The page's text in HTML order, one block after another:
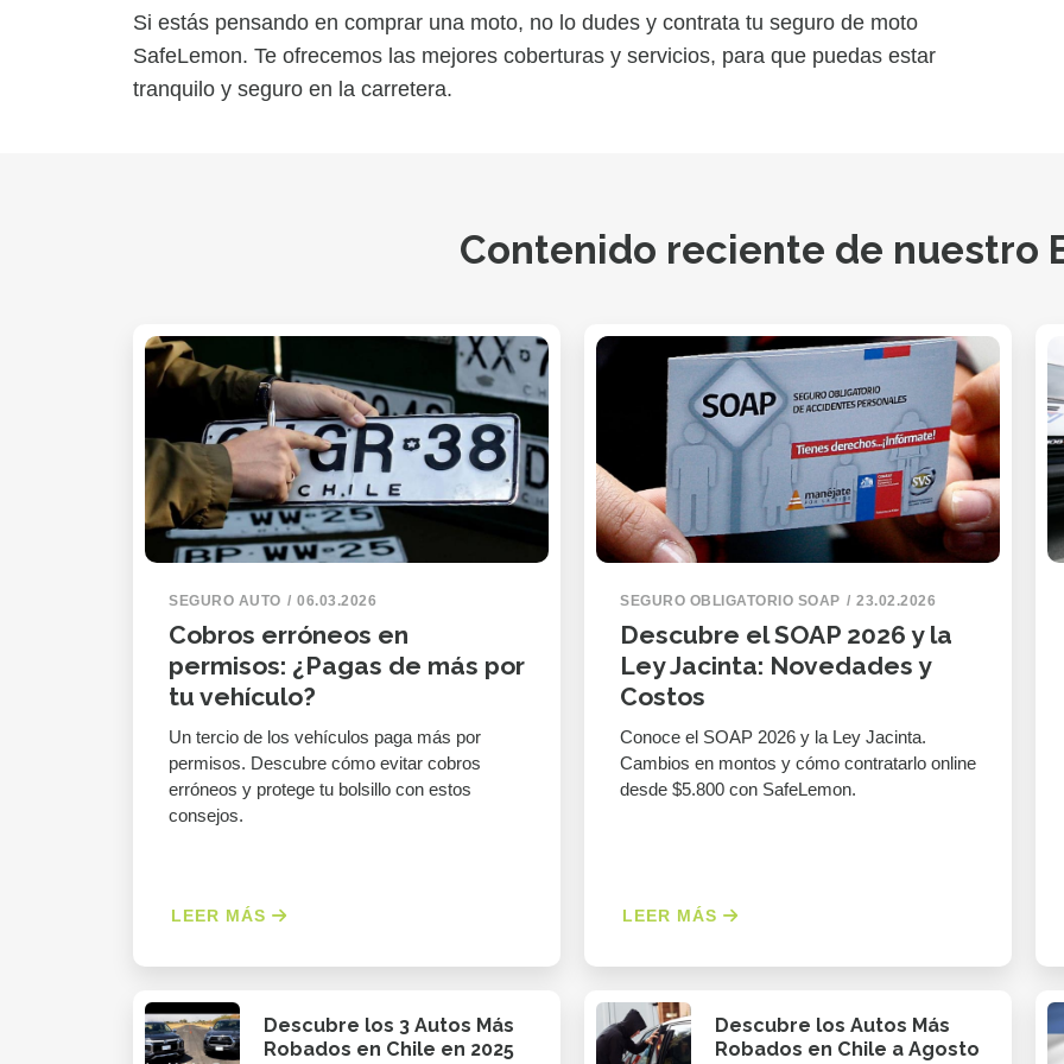
Si estás pensando en comprar una moto, no lo dudes y contrata tu seguro de moto
SafeLemon. Te ofrecemos las mejores coberturas y servicios, para que puedas estar
tranquilo y seguro en la carretera.
Contenido reciente de nuestro
SEGURO AUTO 06.03.2026
Cobros erróneos en
permisos: ¿Pagas de más por
tu vehículo?
Un tercio de los vehículos paga más por
permisos. Descubre cómo evitar cobros
erróneos y protege tu bolsillo con estos
consejos.
LEER MÁS
SEGURO OBLIGATORIO SOAP 23.02.2026
Descubre el SOAP 2026 y la
Ley Jacinta: Novedades y
Costos
Conoce el SOAP 2026 y la Ley Jacinta.
Cambios en montos y cómo contratarlo online
desde $5.800 con SafeLemon.
LEER MÁS
Descubre los 3 Autos Más
Robados en Chile en 2025
Descubre los Autos Más
Robados en Chile a Agosto